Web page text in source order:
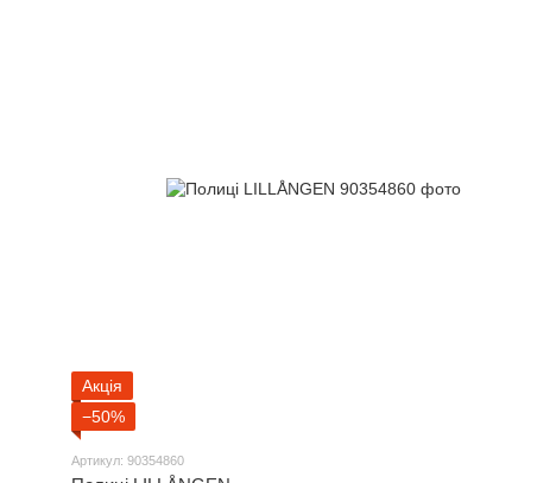
Акція
−50%
Артикул: 90354860